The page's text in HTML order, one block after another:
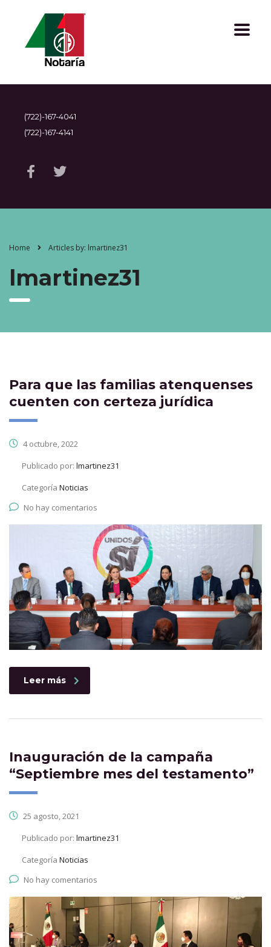
(722)-167-4041
(722)-167-4141
Home Articles by: lmartinez31
lmartinez31
Para que las familias atenquenses
cuenten con certeza jurídica
4 octubre, 2022
Publicado por: lmartinez31
Categoría Noticias
No hay comentarios
Leer más
Inauguración de la campaña
“Septiembre mes del testamento”
25 agosto, 2021
Publicado por: lmartinez31
Categoría Noticias
No hay comentarios